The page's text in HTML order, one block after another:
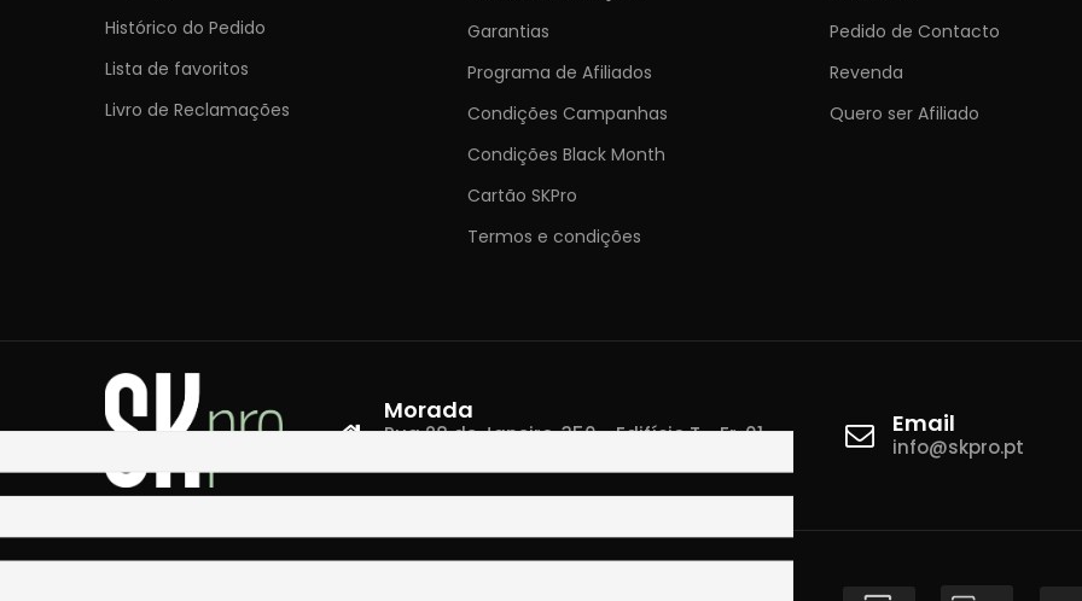
Histórico do Pedido
Lista de favoritos
Livro de Reclamações
Garantias
Programa de Afiliados
Condições Campanhas
Condições Black Month
Cartão SKPro
Termos e condições
Pedido de Contacto
Revenda
Quero ser Afiliado
Morada
Rua 28 de Janeiro, 350 - Edifício T - Fr. 01
Email
info@skpro.pt